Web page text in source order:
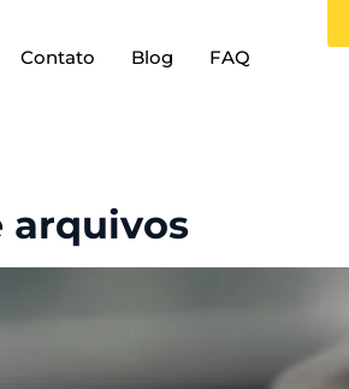
Contato Blog FAQ
arquivos